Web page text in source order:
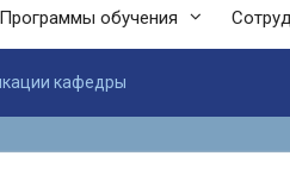
Программы обучения
кафедры